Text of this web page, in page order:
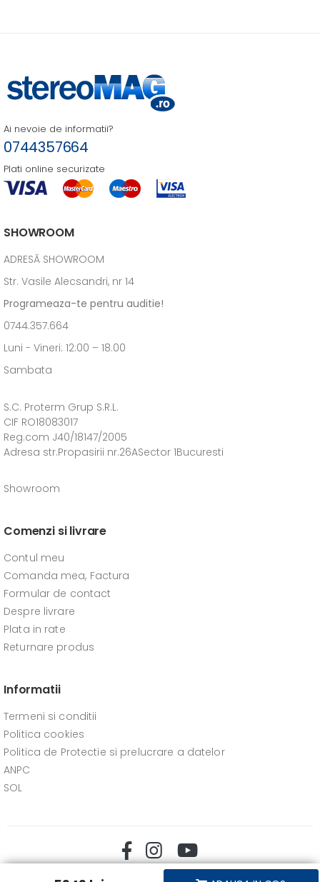
Ai nevoie de informatii?
0744357664
Plati online securizate
SHOWROOM
ADRESĂ SHOWROOM
Str. Vasile Alecsandri, nr 14
Programeaza-te pentru auditie!
0744.357.664
Luni - Vineri: 12:00 – 18.00
Sambata
S.C. Proterm Grup S.R.L.
CIF RO18083017
Reg.com J40/18147/2005
Adresa str.Propasirii nr.26ASector 1Bucuresti
Showroom
Comenzi si livrare
Contul meu
Comanda mea, Factura
Formular de contact
Despre livrare
Plata in rate
Returnare produs
Informatii
Termeni si conditii
Politica cookies
Politica de Protectie si prelucrare a datelor
ANPC
SOL
Stereomag © 2026. Toate drepturile rezervate.